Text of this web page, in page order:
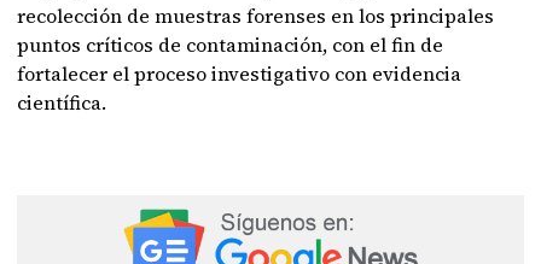
recolección de muestras forenses en los principales
puntos críticos de contaminación, con el fin de
fortalecer el proceso investigativo con evidencia
científica.